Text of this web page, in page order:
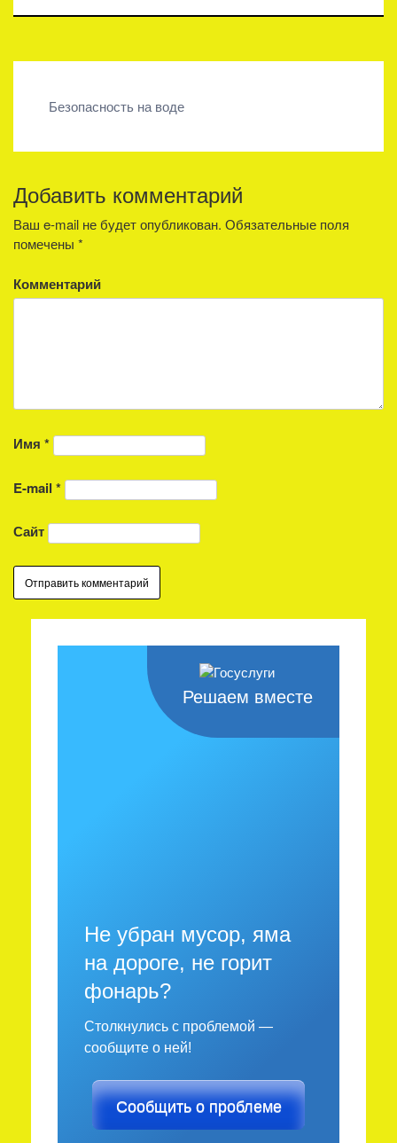
Навигация
Безопасность на воде
Добавить комментарий
Ваш e-mail не будет опубликован. Обязательные поля
помечены *
Комментарий
Имя *
E-mail *
Сайт
Решаем вместе
Не убран мусор, яма
на дороге, не горит
фонарь?
Столкнулись с проблемой —
сообщите о ней!
Сообщить о проблеме